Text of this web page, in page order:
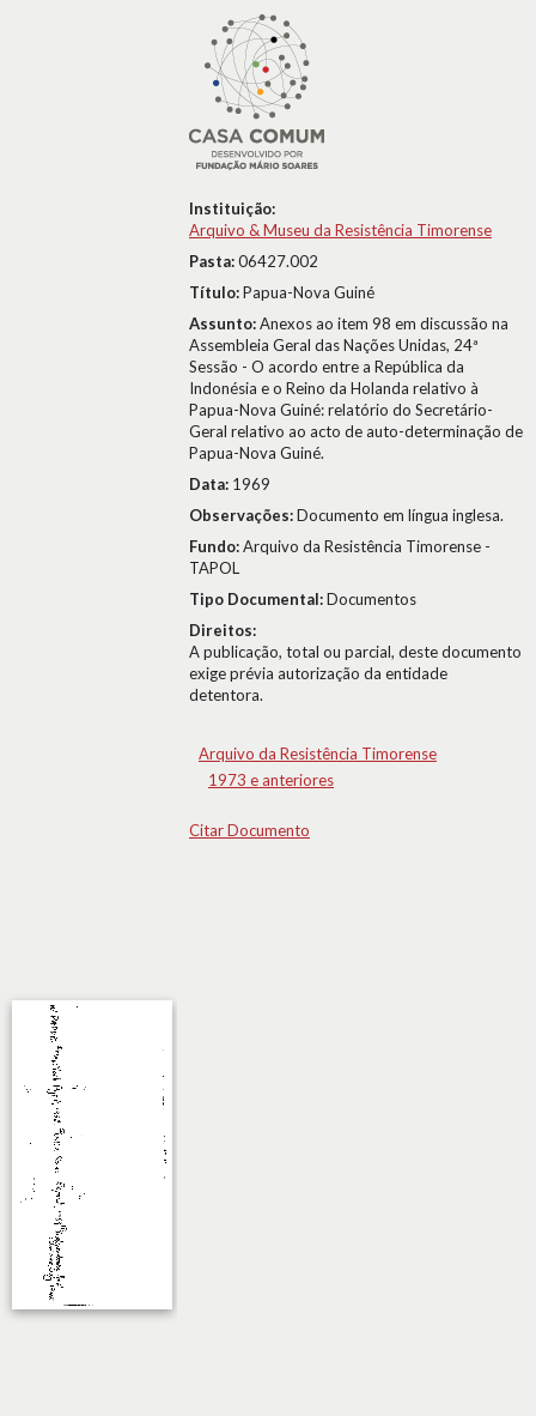
Instituição:
Arquivo & Museu da Resistência Timorense
Pasta:06427.002
Título:Papua-Nova Guiné
Assunto:Anexos ao item 98 em discussão na
Assembleia Geral das Nações Unidas, 24ª
Sessão - O acordo entre a República da
Indonésia e o Reino da Holanda relativo à
Papua-Nova Guiné: relatório do Secretário-
Geral relativo ao acto de auto-determinação de
Papua-Nova Guiné.
Data: 1969
Observações:Documento em língua inglesa.
Fundo:Arquivo da Resistência Timorense -
TAPOL
Tipo Documental:Documentos
Direitos:
A publicação, total ou parcial, deste documento
exige prévia autorização da entidade
detentora.
Arquivo da Resistência Timorense
1973 e anteriores
Citar Documento